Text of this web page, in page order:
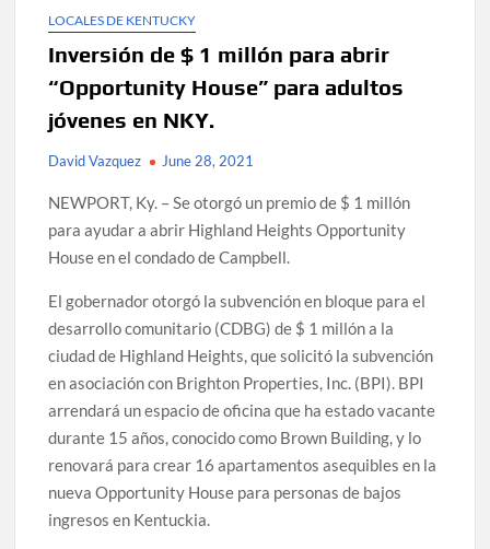
LOCALES DE KENTUCKY
Inversión de $ 1 millón para abrir
“Opportunity House” para adultos
jóvenes en NKY.
David Vazquez June 28, 2021
NEWPORT, Ky. – Se otorgó un premio de $ 1 millón
para ayudar a abrir Highland Heights Opportunity
House en el condado de Campbell.
El gobernador otorgó la subvención en bloque para el
desarrollo comunitario (CDBG) de $ 1 millón a la
ciudad de Highland Heights, que solicitó la subvención
en asociación con Brighton Properties, Inc. (BPI). BPI
arrendará un espacio de oficina que ha estado vacante
durante 15 años, conocido como Brown Building, y lo
renovará para crear 16 apartamentos asequibles en la
nueva Opportunity House para personas de bajos
ingresos en Kentuckia.